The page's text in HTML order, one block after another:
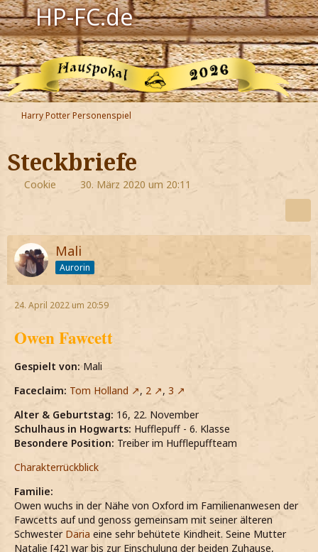
HP-FC.de
Navigation
Harry Potter
Der HP-FC
Hogwarts
Zauberwelt
Jetzt Fanclub-Mitglied werden!
Harry Potter Personenspiel
Steckbriefe
Cookie 30. März 2020 um 20:11
Mali
Aurorin
24. April 2022 um 20:59
Owen Fawcett
Gespielt von:Mali
Faceclaim: Tom Holland , 2 , 3
Alter & Geburtstag: 16, 22. November
Schulhaus in Hogwarts: Hufflepuff - 6. Klasse
Besondere Position: Treiber im Hufflepuffteam
Charakterrückblick
Familie:
Owen wuchs in der Nähe von Oxford im Familienanwesen der
Fawcetts auf und genoss gemeinsam mit seiner älteren
Schwester Daria eine sehr behütete Kindheit. Seine Mutter
Natalie [42] war bis zur Einschulung der beiden Zuhause,